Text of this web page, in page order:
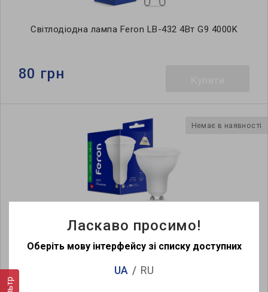
Світлодіодна лампа Feron LB-432 4Вт G9 4000K
80 грн
Немає в наявності
Світлодіодна лампа Feron LB-240 4Вт GU10 2700K
55 грн
Ласкаво просимо!
Оберіть мову інтерфейсу зі списку доступних
UA RU